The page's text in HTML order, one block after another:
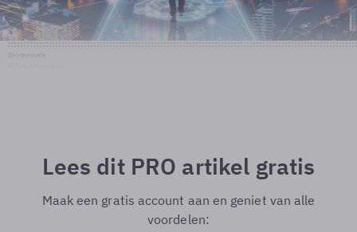
Lees dit PRO artikel gratis
Maak een gratis account aan en geniet van alle
voordelen: